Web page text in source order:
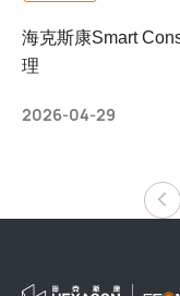
海克斯康Smart
理
2026-04-29